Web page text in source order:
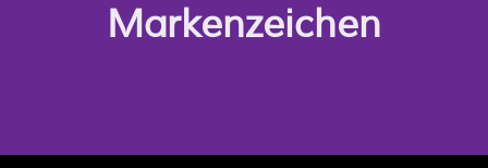
Markenzeichen